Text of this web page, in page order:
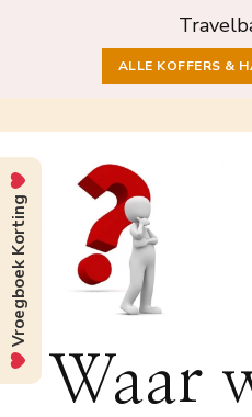
ALLE KOFFERS &
Waar
Vroegboek Korting